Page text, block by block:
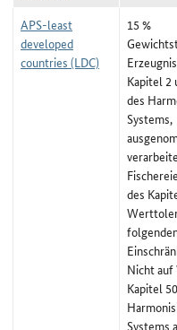
APS-least
developed
countries (LDC)
15 %
Kapitel 2
des
Systems,
des
Nicht auf
Kapitel
Systems